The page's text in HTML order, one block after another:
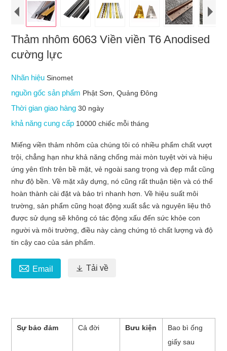
Thảm nhôm 6063 Viền viền T6 Anodised
cường lực
Nhãn hiệuSinomet
nguồn gốc sản phẩm Phật Sơn, Quảng Đông
Thời gian giao hàng30 ngày
khả năng cung cấp 10000 chiếc mỗi tháng
Miếng viền thảm nhôm của chúng tôi có nhiều phẩm chất vượt
trội, chẳng hạn như khả năng chống mài mòn tuyệt vời và hiệu
ứng yên tĩnh trên bề mặt, vẻ ngoài sang trọng và đẹp mắt cũng
như độ bền. Về mặt xây dựng, nó cũng rất thuận tiện và có thể
hoàn thành cài đặt và bảo trì nhanh hơn. Về hiệu suất môi
trường, sản phẩm cũng hoạt động xuất sắc và nguyên liệu thô
được sử dụng sẽ không có tác động xấu đến sức khỏe con
người và môi trường, điều này càng chứng tỏ chất lượng và độ
tin cậy cao của sản phẩm.
 Email  Tải về
Sự bảo đảm Cả đời Bưu kiện
Bao bì ống
giấy sau